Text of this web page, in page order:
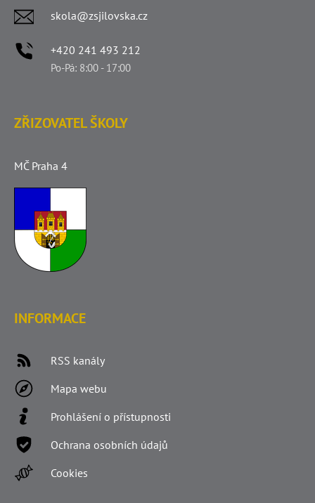
skola@zsjilovska.cz
+420 241 493 212
Po-Pá: 8:00 - 17:00
ZŘIZOVATEL ŠKOLY
MČ Praha 4
INFORMACE
RSS kanály
Mapa webu
Prohlášení o přístupnosti
Ochrana osobních údajů
Cookies